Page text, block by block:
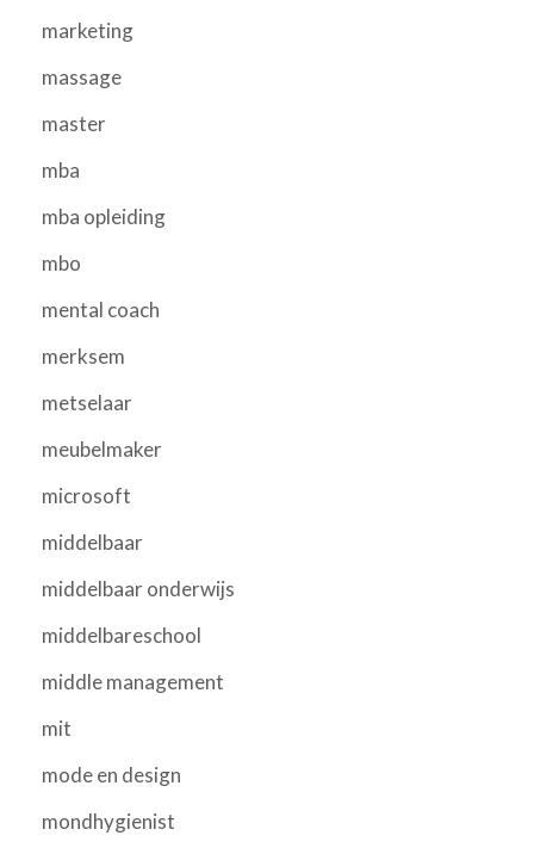
marketing
massage
master
mba
mba opleiding
mbo
mental coach
merksem
metselaar
meubelmaker
microsoft
middelbaar
middelbaar onderwijs
middelbareschool
middle management
mit
mode en design
mondhygienist